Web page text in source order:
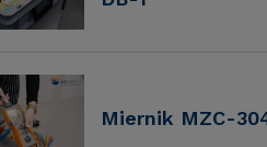
Miernik MZC-